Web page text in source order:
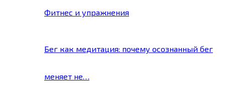
Фитнес и упражнения
Бег как медитация: почему осознанный бег
меняет не…